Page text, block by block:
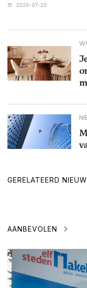
2026-07-20
GERELATEERD
AANBEVOLEN